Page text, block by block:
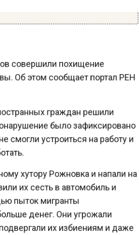
Об этом сообщает портал РЕН
граждан решили
было зафиксировано
смогли устроиться на работу и
хутору Рожновка и напали на
их сесть в автомобиль и
пыток мигранты
денег. Они угрожали
их избиениям и даже